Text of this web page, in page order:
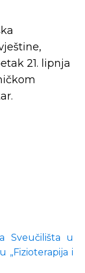
21. lipnja
Sveučilišta u
„Fizioterapija i